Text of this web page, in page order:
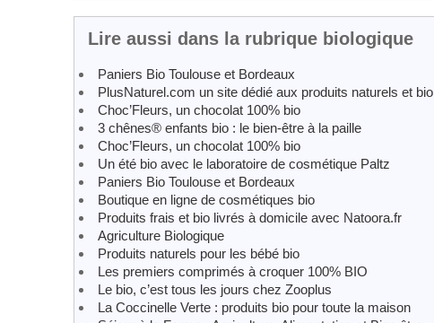
Lire aussi dans la rubrique biologique
Paniers Bio Toulouse et Bordeaux
PlusNaturel.com un site dédié aux produits naturels et bio
Choc’Fleurs, un chocolat 100% bio
3 chênes® enfants bio : le bien-être à la paille
Choc’Fleurs, un chocolat 100% bio
Un été bio avec le laboratoire de cosmétique Paltz
Paniers Bio Toulouse et Bordeaux
Boutique en ligne de cosmétiques bio
Produits frais et bio livrés à domicile avec Natoora.fr
Agriculture Biologique
Produits naturels pour les bébé bio
Les premiers comprimés à croquer 100% BIO
Le bio, c’est tous les jours chez Zooplus
La Coccinelle Verte : produits bio pour toute la maison